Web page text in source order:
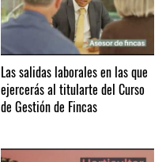
Las salidas laborales en las que
ejercerás al titularte del Curso
de Gestión de Fincas